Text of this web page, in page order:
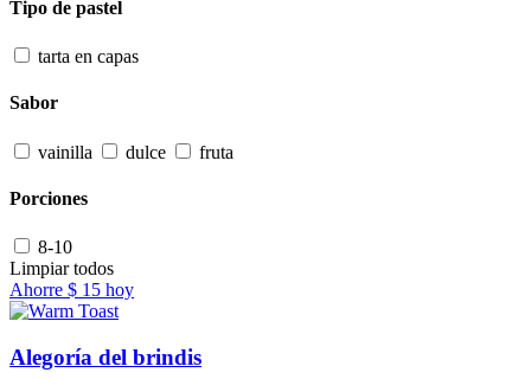
Tipo de pastel
tarta en capas
Sabor
vainilla dulce fruta
Porciones
8-10
Limpiar todos
Ahorre $ 15 hoy
Alegoría del brindis